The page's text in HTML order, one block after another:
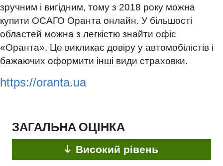
зручним і вигідним, тому з 2018 року можна
купити ОСАГО Оранта онлайн. У більшості
областей можна з легкістю знайти офіс
«Оранта». Це викликає довіру у автомобілістів і
бажаючих оформити інші види страховки.
https://oranta.ua
ЗАГАЛЬНА ОЦІНКА
Високий рівень